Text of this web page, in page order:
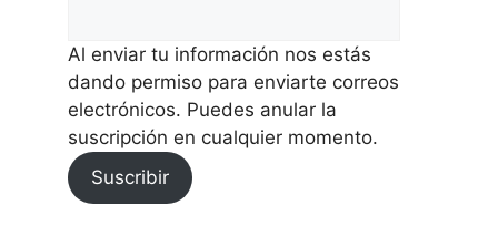
Al enviar tu información nos estás
dando permiso para enviarte correos
electrónicos. Puedes anular la
suscripción en cualquier momento.
Suscribir